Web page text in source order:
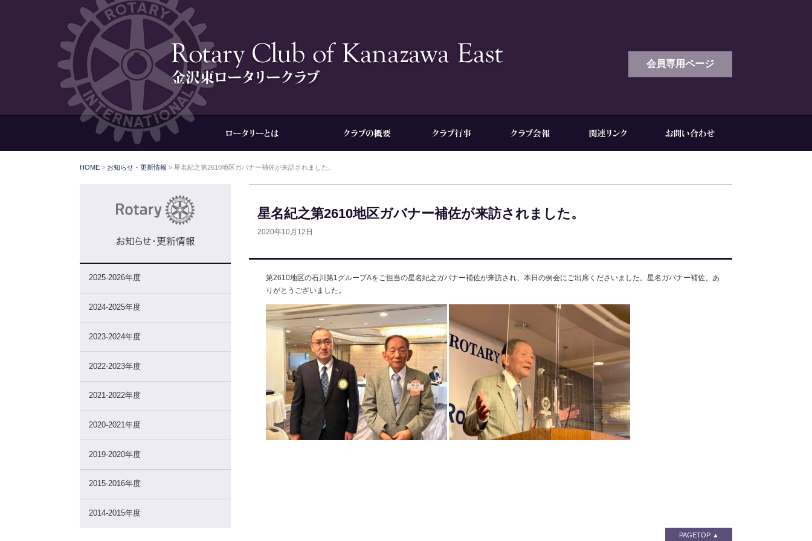
会員専用ページ
HOME > お知らせ・更新情報 > 星名紀之第2610地区ガバナー補佐が来訪されました。
星名紀之第2610地区ガバナー補佐が来訪されました。
2020年10月12日
第2610地区の石川第1グループAをご担当の星名紀之ガバナー補佐が来訪され、本日の例会にご出席くださいました。星名ガバナー補佐、あ
りがとうございました。
2025-2026年度
2024-2025年度
2023-2024年度
2022-2023年度
2021-2022年度
2020-2021年度
2019-2020年度
2015-2016年度
2014-2015年度
PAGETOP